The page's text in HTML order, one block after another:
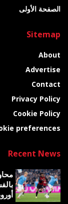
الصفحة الأولى
Sitemap
About
Advertise
Contact
Privacy Policy
Cookie Policy
preferences
Recent News